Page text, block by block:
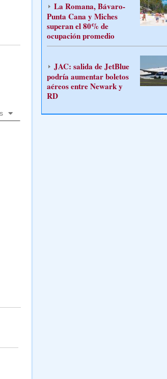
La Romana, Bávaro-
Punta Cana y Miches
superan el 80% de
ocupación promedio
JAC: salida de JetBlue
podría aumentar boletos
aéreos entre Newark y
RD